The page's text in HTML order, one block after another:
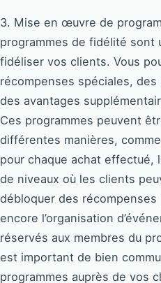
3. Mise en œuvre de
programmes de fidélité sont
fidéliser vos clients. Vous
récompenses spéciales,
des avantages
Ces programmes peuvent
différentes manières,
pour chaque achat effectué,
de niveaux où les clients
débloquer des
encore l’organisation
réservés aux membres du
est important de bien
programmes auprès de vos